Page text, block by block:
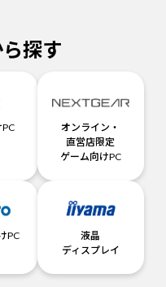
探す
オンライン・
直営店限定
ゲーム向けPC
PC
液晶
ディスプレイ